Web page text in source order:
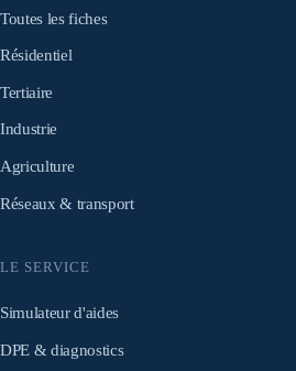
Toutes les fiches
Résidentiel
Tertiaire
Industrie
Agriculture
Réseaux & transport
LE SERVICE
Simulateur d'aides
DPE & diagnostics